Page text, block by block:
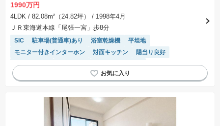
1990万円
4LDK / 82.08m²（24.82坪）
/ 1998年4月
ＪＲ東海道本線「尾張一宮」歩8分
SIC 駐車場(普通車)あり 浴室乾燥機
平坦地
モニター付きインターホン
対面キッチン
陽当り良好
エレベーター
駐車場空き システムキッチン